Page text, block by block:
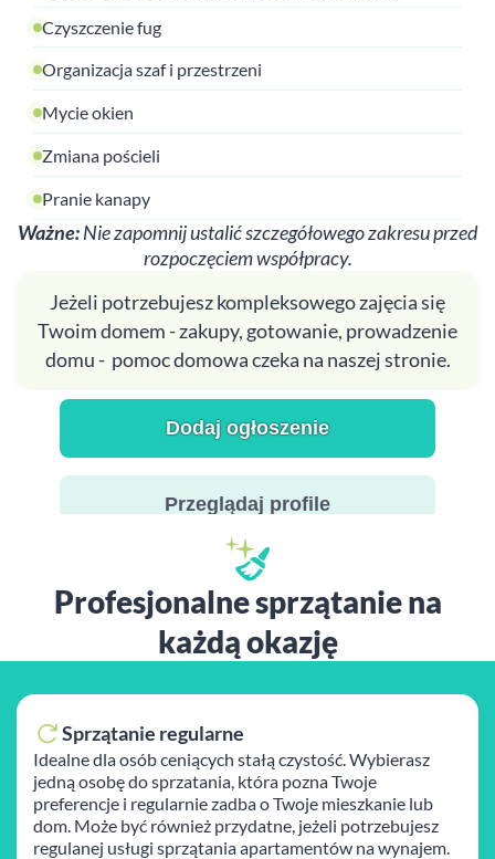
Czyszczenie fug
Organizacja szaf i przestrzeni
Mycie okien
Zmiana pościeli
Pranie kanapy
Ważne:Nie zapomnij ustalić szczegółowego zakresu przed
rozpoczęciem współpracy.
Jeżeli potrzebujesz kompleksowego zajęcia się
Twoim domem - zakupy, gotowanie, prowadzenie
domu - pomoc domowa czeka na naszej stronie.
Dodaj ogłoszenie
Przeglądaj profile
Profesjonalne sprzątanie na
każdą okazję
Sprzątanie regularne
Idealne dla osób ceniących stałą czystość. Wybierasz
jedną osobę do sprzatania, która pozna Twoje
preferencje i regularnie zadba o Twoje mieszkanie lub
dom. Może być również przydatne, jeżeli potrzebujesz
regulanej usługi sprzątania apartamentów na wynajem.